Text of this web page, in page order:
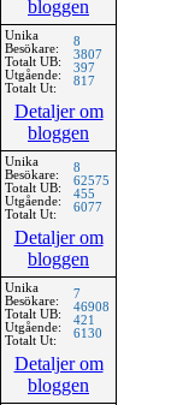
bloggen
Unika
Besökare:
Totalt UB:
Utgående:
Totalt Ut:
8
3807
397
817
Detaljer om
bloggen
Unika
Besökare:
Totalt UB:
Utgående:
Totalt Ut:
8
62575
455
6077
Detaljer om
bloggen
Unika
Besökare:
Totalt UB:
Utgående:
Totalt Ut:
7
46908
421
6130
Detaljer om
bloggen